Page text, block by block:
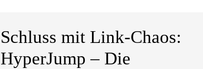
Schluss mit Link-Chaos:
HyperJump – Die